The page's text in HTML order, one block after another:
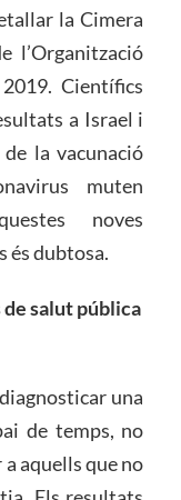
la Cimera
l’Organització
Científics
a Israel i
la vacunació
muten
noves
és dubtosa.
de salut pública
una
de temps, no
aquells que no